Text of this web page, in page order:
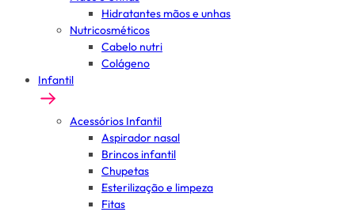
Hidratantes mãos e unhas
Nutricosméticos
Cabelo nutri
Colágeno
Infantil
Acessórios Infantil
Aspirador nasal
Brincos infantil
Chupetas
Esterilização e limpeza
Fitas